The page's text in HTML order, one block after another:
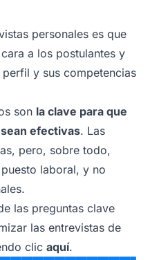
personales es que
a los postulantes y
y sus competencias
son la clave para que
efectivas. Las
pero, sobre todo,
laboral, y no
las preguntas clave
las entrevistas de
clic aquí.